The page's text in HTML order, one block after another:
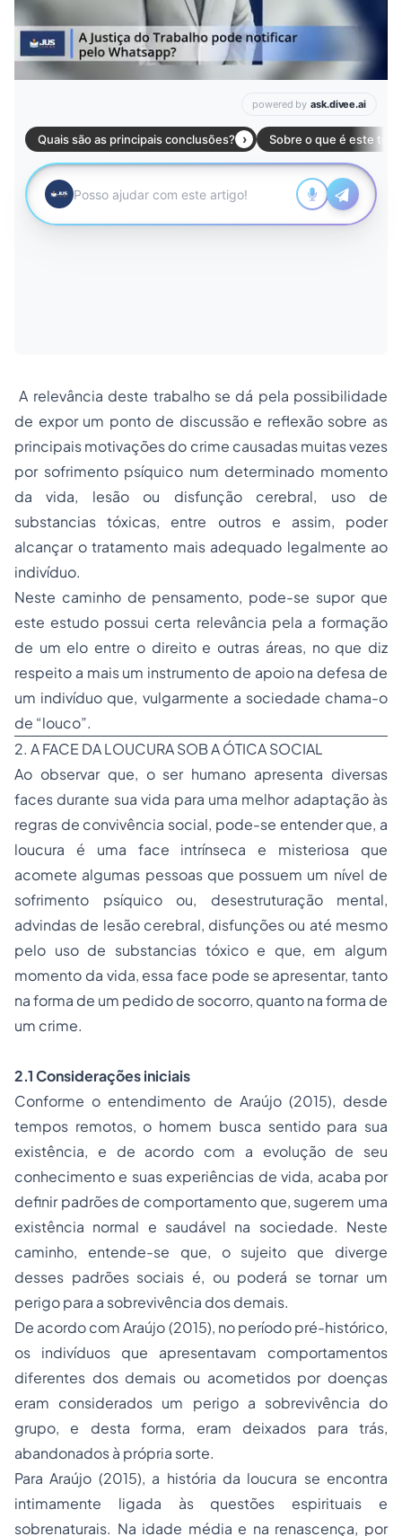
A relevância deste trabalho se dá pela possibilidade
de expor um ponto de discussão e reflexão sobre as
principais motivações do crime causadas muitas vezes
por sofrimento psíquico num determinado momento
da vida, lesão ou disfunção cerebral, uso de
substancias tóxicas, entre outros e assim, poder
alcançar o tratamento mais adequado legalmente ao
indivíduo.
Neste caminho de pensamento, pode-se supor que
este estudo possui certa relevância pela a formação
de um elo entre o direito e outras áreas, no que diz
respeito a mais um instrumento de apoio na defesa de
um indivíduo que, vulgarmente a sociedade chama-o
de “louco”.
2. A FACE DA LOUCURA SOB A ÓTICA SOCIAL
Ao observar que, o ser humano apresenta diversas
faces durante sua vida para uma melhor adaptação às
regras de convivência social, pode-se entender que, a
loucura é uma face intrínseca e misteriosa que
acomete algumas pessoas que possuem um nível de
sofrimento psíquico ou, desestruturação mental,
advindas de lesão cerebral, disfunções ou até mesmo
pelo uso de substancias tóxico e que, em algum
momento da vida, essa face pode se apresentar, tanto
na forma de um pedido de socorro, quanto na forma de
um crime.
2.1 Considerações iniciais
Conforme o entendimento de Araújo (2015), desde
tempos remotos, o homem busca sentido para sua
existência, e de acordo com a evolução de seu
conhecimento e suas experiências de vida, acaba por
definir padrões de comportamento que, sugerem uma
existência normal e saudável na sociedade. Neste
caminho, entende-se que, o sujeito que diverge
desses padrões sociais é, ou poderá se tornar um
perigo para a sobrevivência dos demais.
De acordo com Araújo (2015), no período pré-histórico,
os indivíduos que apresentavam comportamentos
diferentes dos demais ou acometidos por doenças
eram considerados um perigo a sobrevivência do
grupo, e desta forma, eram deixados para trás,
abandonados à própria sorte.
Para Araújo (2015), a história da loucura se encontra
intimamente ligada às questões espirituais e
sobrenaturais. Na idade média e na renascença, por